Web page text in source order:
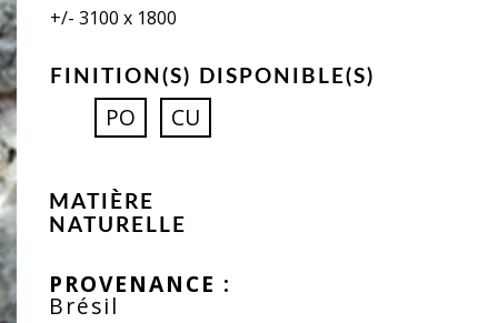
MATIÈRE
NATURELLE
PROVENANCE :
Brésil
+/- 3100 x 1800
FINITION(S) DISPONIBLE(S)
PO CU